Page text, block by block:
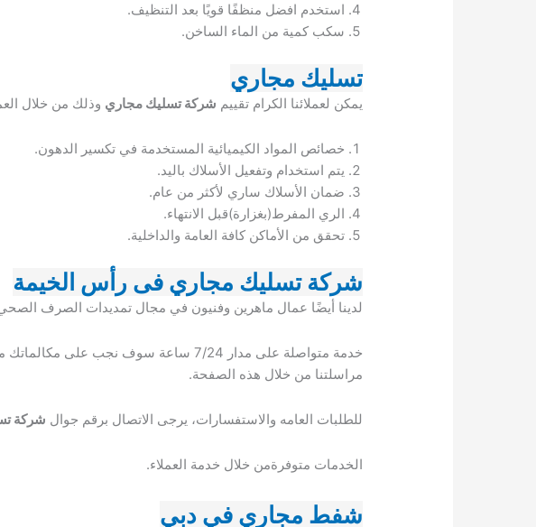
استخدم افضل منظفًا قويًا بعد التنظيف.
سكب كمية من الماء الساخن.
تسليك مجاري
يمكن لعملائنا الكرام تقييم شركة تسليك مجاري وذلك من خلال
خصائص المواد الكيميائية المستخدمة في تكسير الدهون.
يتم استخدام وتفعيل الأسلاك باليد.
ضمان الأسلاك ساري لأكثر من عام.
الري المفرط(بغزارة)قبل الانتهاء.
تحقق من الأماكن كافة العامة والداخلية.
شركة تسليك مجاري فى رأس الخيمة
لدينا أيضًا عمال ماهرين وفنيون في مجال تمديدات الصرف
مراسلتنا من خلال هذه الصفحة.
للطلبات العامه والاستفسارات، يرجى الاتصال برقم جوال شركة
الخدمات متوفرةمن خلال خدمة العملاء.
شفط مجاري في دبي